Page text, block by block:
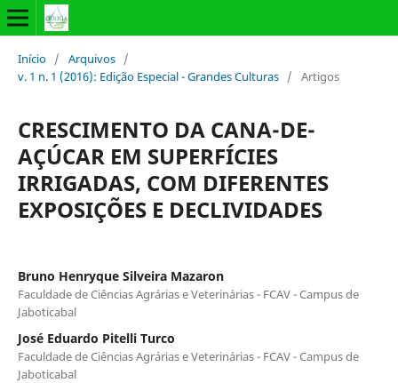
Início / Arquivos /
v. 1 n. 1 (2016): Edição Especial - Grandes Culturas / Artigos
CRESCIMENTO DA CANA-DE-
AÇÚCAR EM SUPERFÍCIES
IRRIGADAS, COM DIFERENTES
EXPOSIÇÕES E DECLIVIDADES
Bruno Henryque Silveira Mazaron
Faculdade de Ciências Agrárias e Veterinárias - FCAV - Campus de
Jaboticabal
José Eduardo Pitelli Turco
Faculdade de Ciências Agrárias e Veterinárias - FCAV - Campus de
Jaboticabal